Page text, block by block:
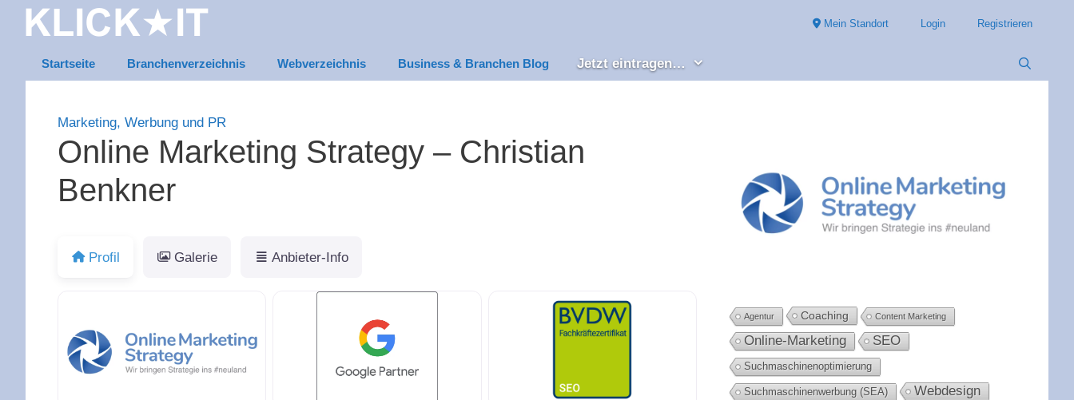
Inhalt
Mein Standort Login Registrieren
Startseite Branchenverzeichnis Webverzeichnis Business & Branchen Blog Jetzt eintragen…
Marketing, Werbung und PR
Online Marketing Strategy – Christian
Benkner
Profil Galerie Anbieter-Info
Agentur Coaching Content Marketing
Online-Marketing SEO
Suchmaschinenoptimierung
Suchmaschinenwerbung (SEA) Webdesign